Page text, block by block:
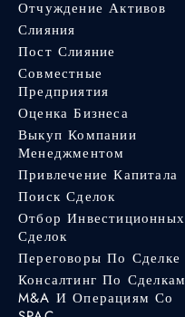
Отчуждение Активов
Слияния
Пост Слияние
Совместные
Предприятия
Оценка Бизнеса
Выкуп Компании
Менеджментом
Привлечение Капитала
Поиск Сделок
Отбор Инвестиционных
Сделок
Переговоры По Сделке
Консалтинг По Сделкам
M&A И Операциям Со